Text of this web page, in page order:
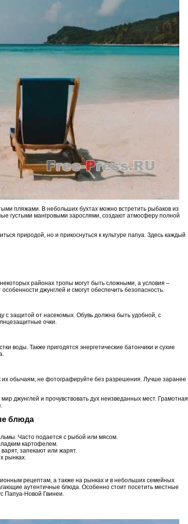
пляжами. В небольших бухтах можно встретить рыбаков из
густыми мангровыми зарослями, создают атмосферу полной
природой, но и прикоснуться к культуре папуа. Здесь каждый
районах тропы могут быть сложными, а условия –
джунглей и смогут обеспечить безопасность.
с защитой от насекомых. Обувь должна быть удобной, с
очки.
воды. Также пригодятся энергетические батончики и сухие
их обычаям, не фотографируйте без разрешения. Лучше заранее
джунглей и прочувствовать дух неизведанных мест. Грамотная
блюда
Часто подается с рыбой или мясом.
картофелем.
запекают или жарят.
рынках.
рецептам, а также на рынках и в небольших семейных
аутентичные блюда. Особенно стоит посетить местные
Папуа-Новой Гвинеи.